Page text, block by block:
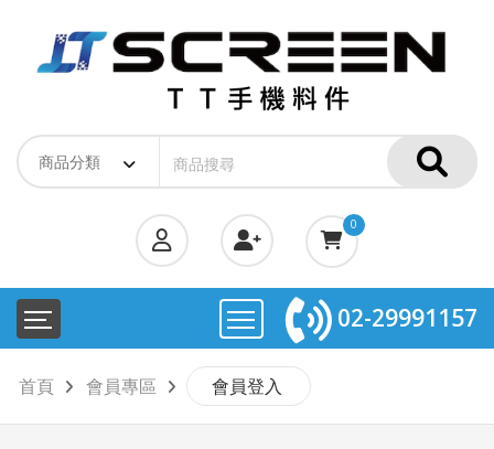
0
02-29991157
首頁 會員專區 會員登入